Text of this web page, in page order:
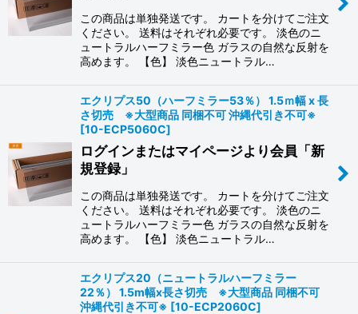
この商品は単独発送です。 カートを分けてご注文
ください。 送料はそれぞれ必要です。 淡色のニ
ュートラルハーフミラー色 ガラスの自然な反射を
高めます。 【色】 淡色ニュートラル…
エクリプス50（ハーフミラー53％） 1.5ｍ幅 x 長
さ切売 ※大型商品 同梱不可 沖縄代引き不可※
[10-ECP5060C]
ログインまたはマイページより会員「新
規登録」
この商品は単独発送です。 カートを分けてご注文
ください。 送料はそれぞれ必要です。 淡色のニ
ュートラルハーフミラー色 ガラスの自然な反射を
高めます。 【色】 淡色ニュートラル…
エクリプス20（ニュートラルハーフミラー
22％） 1.5m幅x長さ切売 ※大型商品 同梱不可
沖縄代引き不可※ [10-ECP2060C]